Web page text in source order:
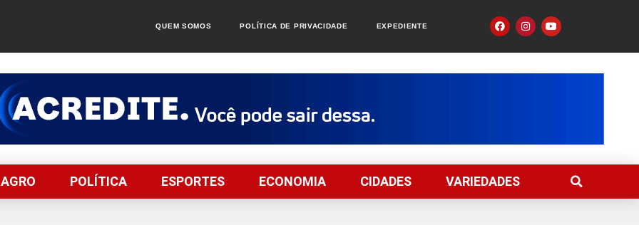
QUEM SOMOS POLÍTICA DE PRIVACIDADE EXPEDIENTE
AGRO POLÍTICA ESPORTES ECONOMIA CIDADES VARIEDADES